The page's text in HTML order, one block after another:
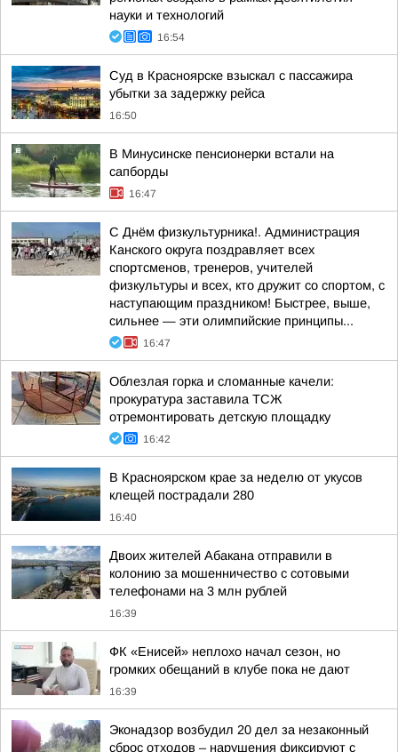
науки и технологий
16:54
Суд в Красноярске взыскал с пассажира
убытки за задержку рейса
16:50
В Минусинске пенсионерки встали на
сапборды
16:47
С Днём физкультурника!. Администрация
Канского округа поздравляет всех
спортсменов, тренеров, учителей
физкультуры и всех, кто дружит со спортом, с
наступающим праздником! Быстрее, выше,
сильнее — эти олимпийские принципы...
16:47
Облезлая горка и сломанные качели:
прокуратура заставила ТСЖ
отремонтировать детскую площадку
16:42
В Красноярском крае за неделю от укусов
клещей пострадали 280
16:40
Двоих жителей Абакана отправили в
колонию за мошенничество с сотовыми
телефонами на 3 млн рублей
16:39
ФК «Енисей» неплохо начал сезон, но
громких обещаний в клубе пока не дают
16:39
Эконадзор возбудил 20 дел за незаконный
сброс отходов – нарушения фиксируют с